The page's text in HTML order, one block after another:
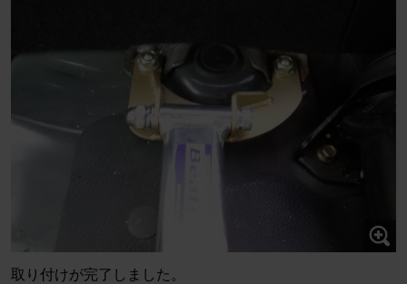
取り付けが完了しました。